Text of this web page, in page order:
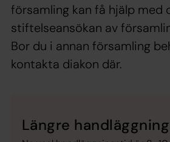
församling kan få hjälp med
stiftelseansökan av
Bor du i annan församling
kontakta diakon där.
Längre